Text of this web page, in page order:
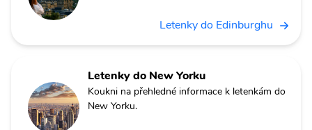
Letenky do Edinburghu
Letenky do New Yorku
Koukni na přehledné informace k letenkám do
New Yorku.